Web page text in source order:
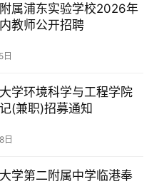
属浦东实验学校2026年
教师公开招聘
学环境科学与工程学院
(兼职)招募通知
日
学第二附属中学临港奉